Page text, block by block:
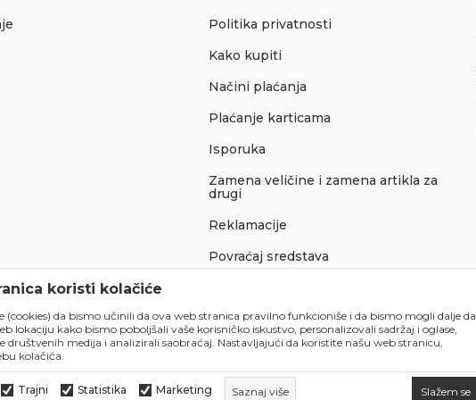
Politika privatnosti
Kako kupiti
Načini plaćanja
Plaćanje karticama
Isporuka
Zamena veličine i zamena artikla za
drugi
Reklamacije
Povraćaj sredstava
koristi kolačiće
(cookies) da bismo učinili da ova web stranica pravilno funkcioniše i da bismo mogli dalje da
lokaciju kako bismo poboljšali vaše korisničko iskustvo, personalizovali sadržaj i oglase,
društvenih medija i analizirali saobraćaj. Nastavljajući da koristite našu web stranicu,
kolačića.
Trajni Statistika Marketing Saznaj više Slažem se